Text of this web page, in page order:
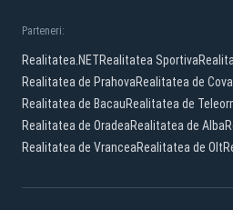
Parteneri:
Realitatea.NETRealitatea Sportiva
Realitatea de PrahovaRealitatea de
Realitatea de BacauRealitatea de
Realitatea de OradeaRealitatea de Alba
Realitatea de VranceaRealitatea de Olt